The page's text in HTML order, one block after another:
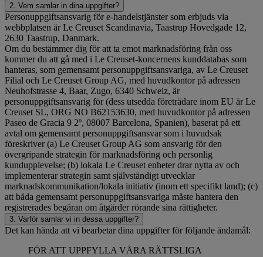
2. Vem samlar in dina uppgifter?
Personuppgiftsansvarig för e-handelstjänster som erbjuds via
webbplatsen är Le Creuset Scandinavia, Taastrup Hovedgade 12,
2630 Taastrup, Danmark.
Om du bestämmer dig för att ta emot marknadsföring från oss
kommer du att gå med i Le Creuset-koncernens kunddatabas som
hanteras, som gemensamt personuppgiftsansvariga, av Le Creuset
Filial och Le Creuset Group AG, med huvudkontor på adressen
Neuhofstrasse 4, Baar, Zugo, 6340 Schweiz, är
personuppgiftsansvarig för (dess utsedda företrädare inom EU är Le
Creuset SL, ORG NO B62153630, med huvudkontor på adressen
Paseo de Gracia 9 2º, 08007 Barcelona, Spanien), baserat på ett
avtal om gemensamt personuppgiftsansvar som i huvudsak
föreskriver (a) Le Creuset Group AG som ansvarig för den
övergripande strategin för marknadsföring och personlig
kundupplevelse; (b) lokala Le Creuset enheter drar nytta av och
implementerar strategin samt självständigt utvecklar
marknadskommunikation/lokala initiativ (inom ett specifikt land); (c)
att båda gemensamt personuppgiftsansvariga måste hantera den
registrerades begäran om åtgärder rörande sina rättigheter.
3. Varför samlar vi in dessa uppgifter?
Det kan hända att vi bearbetar dina uppgifter för följande ändamål:
FÖR ATT UPPFYLLA VÅRA RÄTTSLIGA